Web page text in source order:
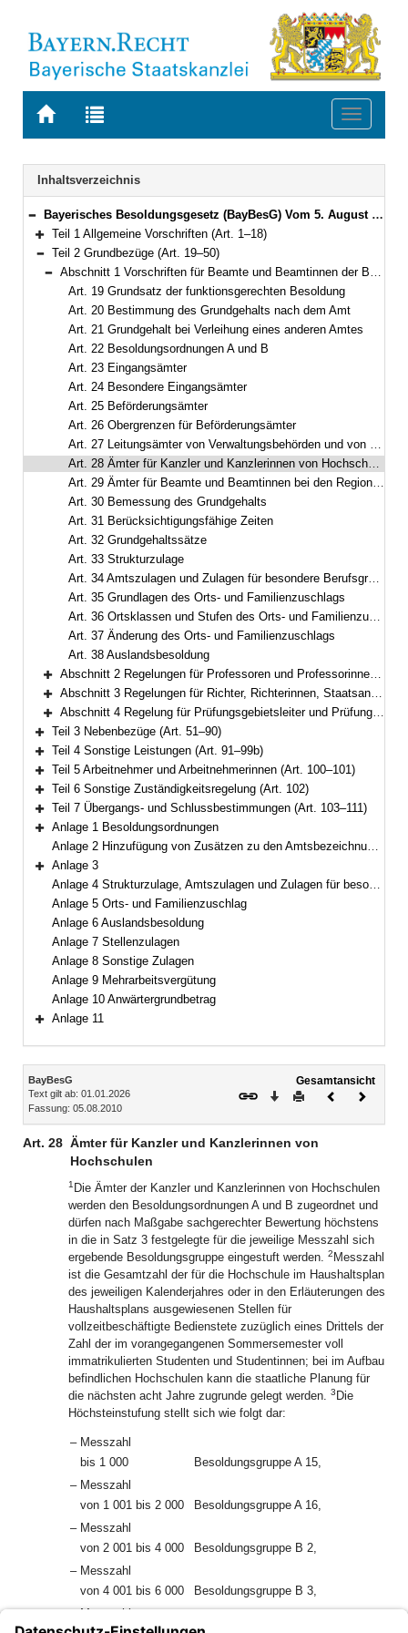
Zur
BAYERN.RECHT
Zur
letzten
Suche
Toggle
Navigation
Inhaltsverzeichnis
Bereich reduzieren
Bayerisches Besoldungsgesetz (BayBesG) Vom 5. August 2010 (GVBl. S. 410, 764) BayRS 2032-1-1-F (Art. 1–111)
Bereich erweitern
Teil 1 Allgemeine Vorschriften (Art. 1–18)
Bereich reduzieren
Teil 2 Grundbezüge (Art. 19–50)
Bereich reduzieren
Abschnitt 1 Vorschriften für Beamte und Beamtinnen der Besoldungsordnungen A und B (Art. 19–38)
Art. 19 Grundsatz der funktionsgerechten Besoldung
Art. 20 Bestimmung des Grundgehalts nach dem Amt
Art. 21 Grundgehalt bei Verleihung eines anderen Amtes
Art. 22 Besoldungsordnungen A und B
Art. 23 Eingangsämter
Art. 24 Besondere Eingangsämter
Art. 25 Beförderungsämter
Art. 26 Obergrenzen für Beförderungsämter
Art. 27 Leitungsämter von Verwaltungsbehörden und von allgemeinbildenden oder beruflichen Schulen
Art. 28 Ämter für Kanzler und Kanzlerinnen von Hochschulen
Art. 29 Ämter für Beamte und Beamtinnen bei den Regionalträgern der Deutschen Rentenversicherung
Art. 30 Bemessung des Grundgehalts
Art. 31 Berücksichtigungsfähige Zeiten
Art. 32 Grundgehaltssätze
Art. 33 Strukturzulage
Art. 34 Amtszulagen und Zulagen für besondere Berufsgruppen
Art. 35 Grundlagen des Orts- und Familienzuschlags
Art. 36 Ortsklassen und Stufen des Orts- und Familienzuschlags
Art. 37 Änderung des Orts- und Familienzuschlags
Art. 38 Auslandsbesoldung
Bereich erweitern
Abschnitt 2 Regelungen für Professoren und Professorinnen, Juniorprofessoren und Juniorprofessorinnen, Nachwuchsprofessoren und Nachwuchsprofessorinnen sowie hauptberufliche Mitglieder von Hochschulleitungen (Art. 39–43)
Bereich erweitern
Abschnitt 3 Regelungen für Richter, Richterinnen, Staatsanwälte und Staatsanwältinnen (Art. 44–49)
Bereich erweitern
Abschnitt 4 Regelung für Prüfungsgebietsleiter und Prüfungsgebietsleiterinnen beim Bayerischen Obersten Rechnungshof (Art. 50)
Bereich erweitern
Teil 3 Nebenbezüge (Art. 51–90)
Bereich erweitern
Teil 4 Sonstige Leistungen (Art. 91–99b)
Bereich erweitern
Teil 5 Arbeitnehmer und Arbeitnehmerinnen (Art. 100–101)
Bereich erweitern
Teil 6 Sonstige Zuständigkeitsregelung (Art. 102)
Bereich erweitern
Teil 7 Übergangs- und Schlussbestimmungen (Art. 103–111)
Bereich erweitern
Anlage 1 Besoldungsordnungen
Anlage 2 Hinzufügung von Zusätzen zu den Amtsbezeichnungen
Bereich erweitern
Anlage 3
Anlage 4 Strukturzulage, Amtszulagen und Zulagen für besondere Berufsgruppen
Anlage 5 Orts- und Familienzuschlag
Anlage 6 Auslandsbesoldung
Anlage 7 Stellenzulagen
Anlage 8 Sonstige Zulagen
Anlage 9 Mehrarbeitsvergütung
Anlage 10 Anwärtergrundbetrag
Anlage 11
Inhalt
BayBesG
Text gilt ab: 01.01.2026
Fassung: 05.08.2010
Gesamtansicht
Download
DruckenVorheriges
Art. 28 Ämter für Kanzler und Kanzlerinnen von
Hochschulen
1 Die Ämter der Kanzler und Kanzlerinnen von Hochschulen
werden den Besoldungsordnungen A und B zugeordnet und
dürfen nach Maßgabe sachgerechter Bewertung höchstens
in die in Satz 3 festgelegte für die jeweilige Messzahl sich
ergebende Besoldungsgruppe eingestuft werden. 2 Messzahl
ist die Gesamtzahl der für die Hochschule im Haushaltsplan
des jeweiligen Kalenderjahres oder in den Erläuterungen des
Haushaltsplans ausgewiesenen Stellen für
vollzeitbeschäftigte Bedienstete zuzüglich eines Drittels der
Zahl der im vorangegangenen Sommersemester voll
immatrikulierten Studenten und Studentinnen; bei im Aufbau
befindlichen Hochschulen kann die staatliche Planung für
die nächsten acht Jahre zugrunde gelegt werden. 3 Die
Höchsteinstufung stellt sich wie folgt dar:
– Messzahl
bis 1 000
Besoldungsgruppe A 15,
– Messzahl
von 1 001 bis 2 000
Besoldungsgruppe A 16,
– Messzahl
von 2 001 bis 4 000
Besoldungsgruppe B 2,
– Messzahl
von 4 001 bis 6 000
Besoldungsgruppe B 3,
– Messzahl